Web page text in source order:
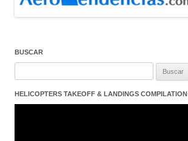
BUSCAR
HELICOPTERS TAKEOFF & LANDINGS COMPILATION